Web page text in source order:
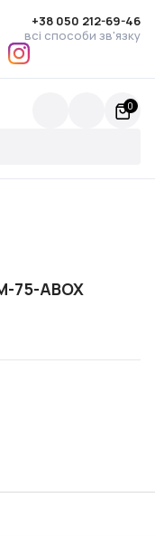
+38 050 212-69-46
всі способи зв'язку
0
75-ABOX